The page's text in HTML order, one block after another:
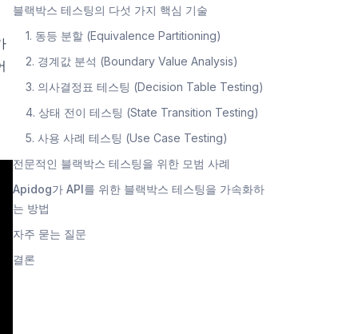
블랙박스 테스팅의 다섯 가지 핵심 기술
1. 동등 분할 (Equivalence Partitioning)
2. 경계값 분석 (Boundary Value Analysis)
3. 의사결정표 테스팅 (Decision Table Testing)
4. 상태 전이 테스팅 (State Transition Testing)
5. 사용 사례 테스팅 (Use Case Testing)
전문적인 블랙박스 테스팅을 위한 모범 사례
Apidog가 API를 위한 블랙박스 테스팅을 가속화하
는 방법
자주 묻는 질문
결론